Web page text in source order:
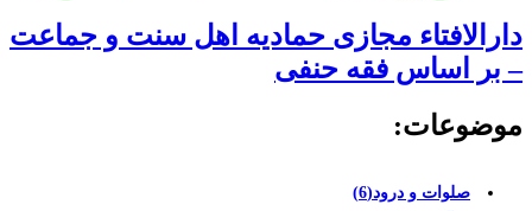
مجازی حمادیه اهل سنت و جماعت
بر اساس فقه حنفی
صلوات و درود (6)